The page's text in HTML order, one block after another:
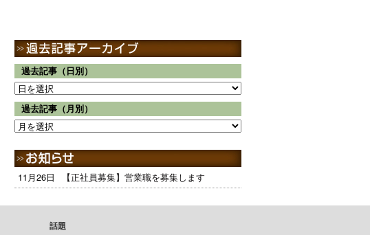
過去記事（日別）
過去記事（月別）
11月26日 【正社員募集】営業職を募集します
話題